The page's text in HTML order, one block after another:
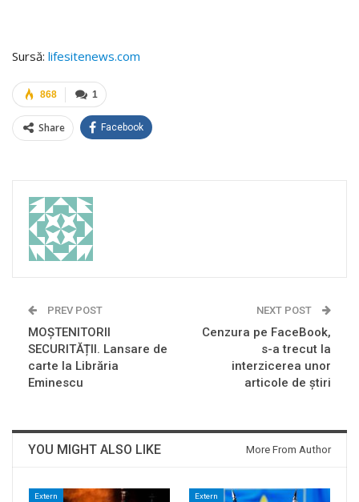
Sursă: lifesitenews.com
1
868
Share Facebook
PREV POST
MOȘTENITORII
SECURITĂȚII. Lansare de
carte la Librăria
Eminescu
NEXT POST
Cenzura pe FaceBook,
s-a trecut la
interzicerea unor
articole de știri
YOU MIGHT ALSO LIKE More From Author
Extern Extern